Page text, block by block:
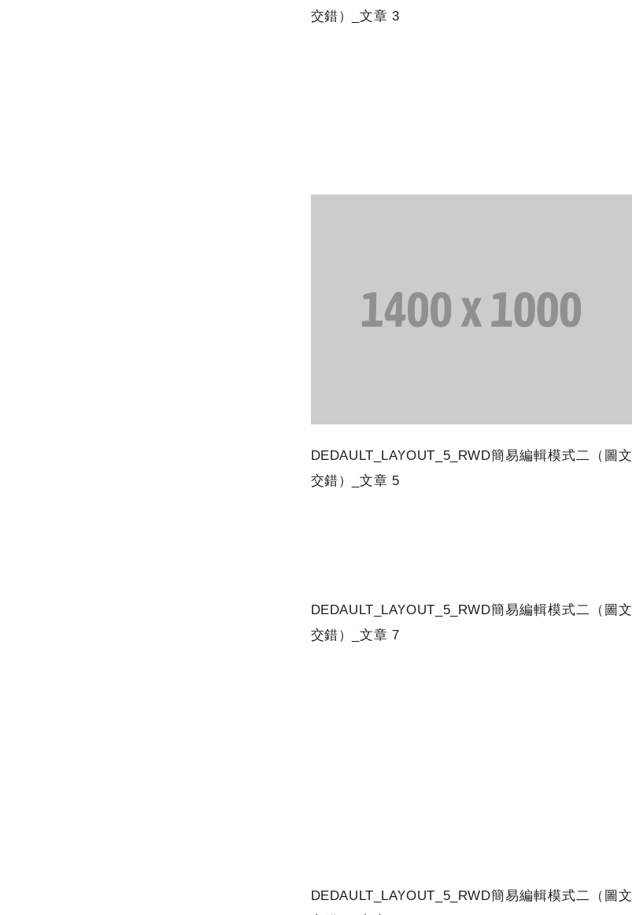
交錯）_文章 3
DEDAULT_LAYOUT_5_RWD簡易編輯模式二（圖文
交錯）_文章 5
DEDAULT_LAYOUT_5_RWD簡易編輯模式二（圖文
交錯）_文章 7
DEDAULT_LAYOUT_5_RWD簡易編輯模式二（圖文